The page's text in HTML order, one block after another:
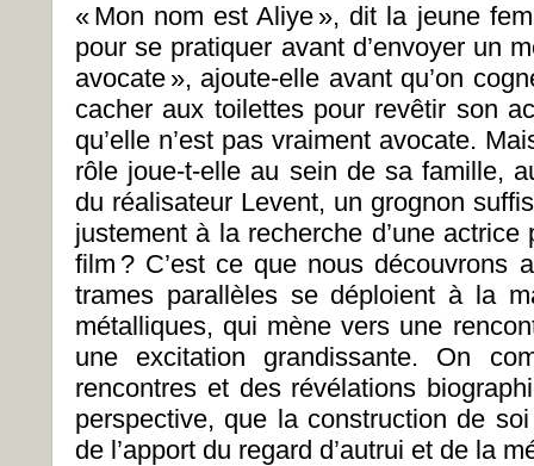
« Mon nom est Aliye », dit la jeune
pour se pratiquer avant d’envoyer un
avocate », ajoute-elle avant qu’on
cacher aux toilettes pour revêtir son
qu’elle n’est pas vraiment avocate.
rôle joue-t-elle au sein de sa famille,
du réalisateur Levent, un grognon
justement à la recherche d’une
film ? C’est ce que nous découvrons
trames parallèles se déploient à la
métalliques, qui mène vers une
une excitation grandissante. On
rencontres et des révélations
perspective, que la construction de
de l’apport du regard d’autrui et de la